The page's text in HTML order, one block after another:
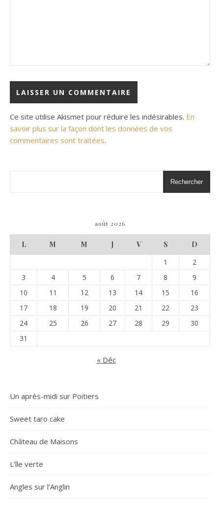
Ce site utilise Akismet pour réduire les indésirables. En
savoir plus sur la façon dont les données de vos
commentaires sont traitées.
Rechercher
août 2026
L M M J V S
D
1
2
3
4 5 6 7 8
9
10
11 12 13 14 15
16
17
18 19 20 21 22
23
24
25 26 27 28 29
30
31
« Déc
Un après-midi sur Poitiers
Sweet taro cake
Château de Maisons
L’île verte
Angles sur l’Anglin